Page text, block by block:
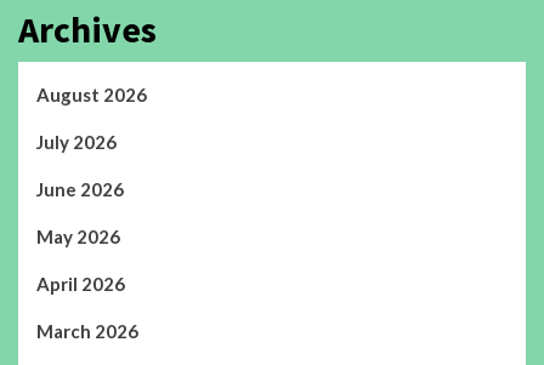
Archives
August 2026
July 2026
June 2026
May 2026
April 2026
March 2026